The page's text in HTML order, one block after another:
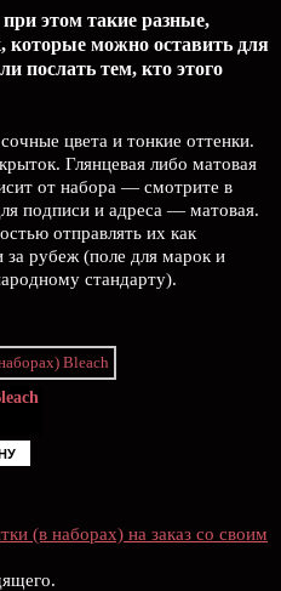
этом такие разные,
можно оставить для
послать тем, кто этого
цвета и тонкие оттенки.
Глянцевая либо матовая
от набора — смотрите в
подписи и адреса — матовая.
отправлять их как
за рубеж (поле для марок и
стандарту).
(в наборах) на заказ со своим